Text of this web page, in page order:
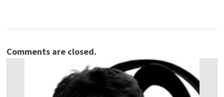
Comments are closed.